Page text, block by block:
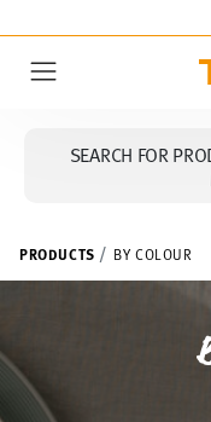
SEARCH FOR
PRODUCTS BY COLOUR